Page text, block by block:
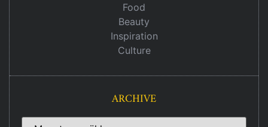
Food
Beauty
Inspiration
Culture
ARCHIVE